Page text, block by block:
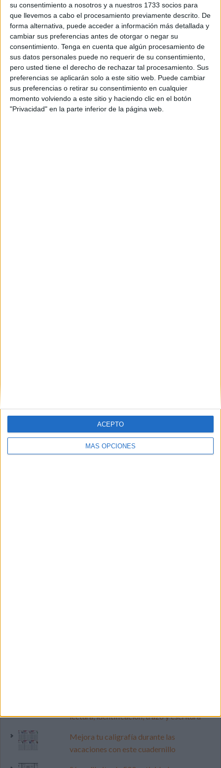
su consentimiento a nosotros y a nuestros 1733 socios para
que llevemos a cabo el procesamiento previamente descrito. De
forma alternativa, puede acceder a información más detallada y
cambiar sus preferencias antes de otorgar o negar su
consentimiento. Tenga en cuenta que algún procesamiento de
sus datos personales puede no requerir de su consentimiento,
pero usted tiene el derecho de rechazar tal procesamiento. Sus
preferencias se aplicarán solo a este sitio web. Puede cambiar
sus preferencias o retirar su consentimiento en cualquier
momento volviendo a este sitio y haciendo clic en el botón
"Privacidad" en la parte inferior de la página web.
MÁS OPCIONES
ACEPTO
actividades educativas,aprendizaje,cambio social,carteles
educativos, coeducación,compromiso ,conciencia social,
debate,decoración de aulas,derechos de las mujeres,
derechos humanos,Día Internacional de la Mujer,
DIVERSIDAD, educación ,educación en valores,
empoderamiento femenino ,enseñanza ,equidad,igualdad de
género,igualdad de oportunidades,inclusión,infancia,justicia,
libertad,liderazgo,lucha contra la discriminación ,mujeres en el
deporte,mujeres en la ciencia,mujeres en la cultura,mujeres
participación
respeto roles de género
Únete a otros 371K suscriptores
lectura, identificación, trazo y escritura
Mejora tu caligrafía durante las
vacaciones con este cuadernillo